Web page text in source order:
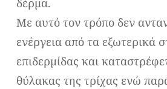
δέρμα.
Με αυτό τον τρόπο δεν
ενέργεια από τα εξωτερικά
επιδερμίδας και
θύλακας της τρίχας ενώ